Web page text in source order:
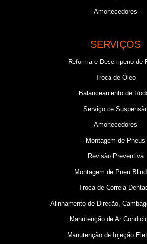
Amortecedores
SERVIÇOS
Reforma e Desempeno de
Troca de Óleo
Balanceamento de
Serviço de
Amortecedores
Montagem de Pneus
Revisão Preventiva
Montagem de Pneu
Troca de Correia
Alinhamento de Direção,
Manutenção de Ar
Manutenção de Injeção